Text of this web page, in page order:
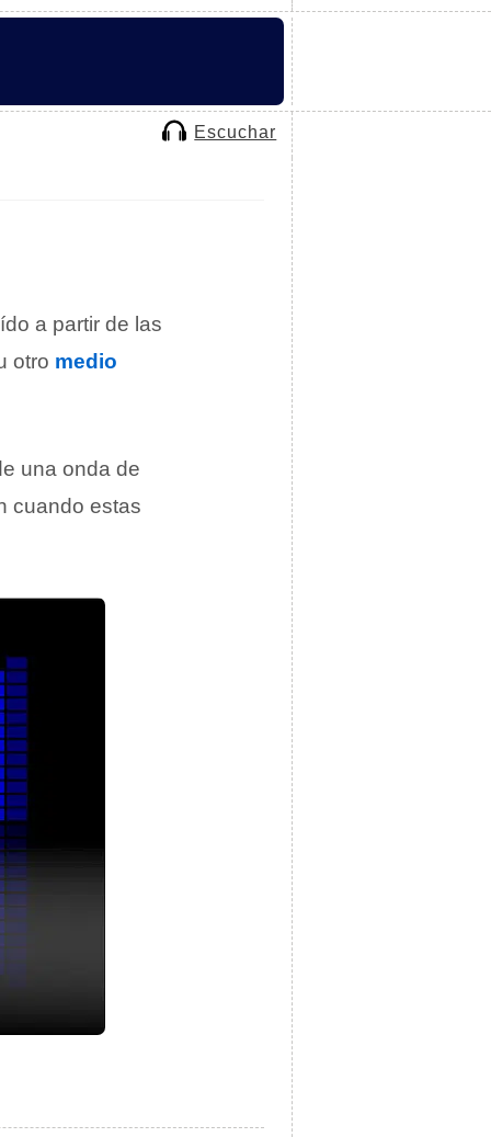
Escuchar
a partir de las
otro medio
una onda de
cuando estas